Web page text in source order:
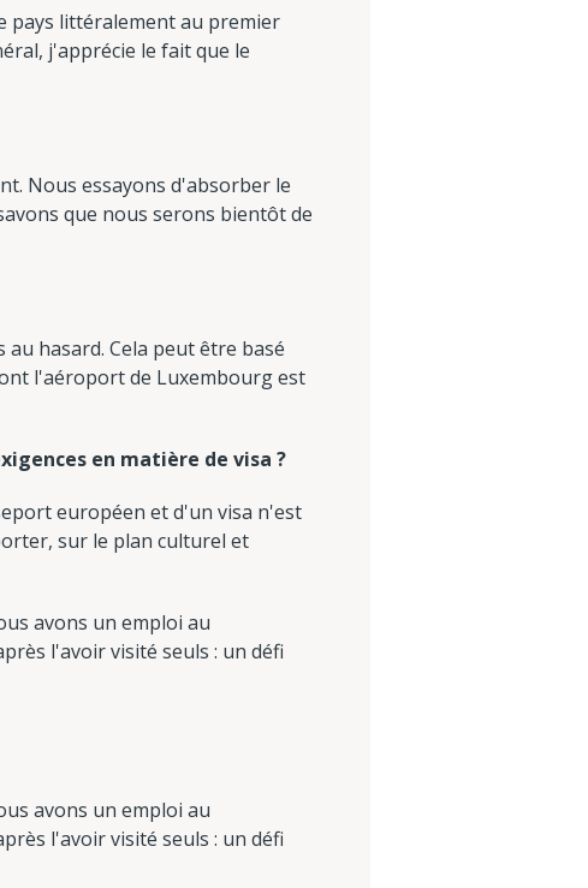
pays littéralement au premier
j'apprécie le fait que le
Nous essayons d'absorber le
que nous serons bientôt de
hasard. Cela peut être basé
l'aéroport de Luxembourg est
en matière de visa ?
européen et d'un visa n'est
sur le plan culturel et
avons un emploi au
l'avoir visité seuls : un défi
avons un emploi au
l'avoir visité seuls : un défi